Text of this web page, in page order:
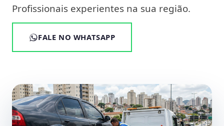
Profissionais experientes na sua região.
FALE NO WHATSAPP